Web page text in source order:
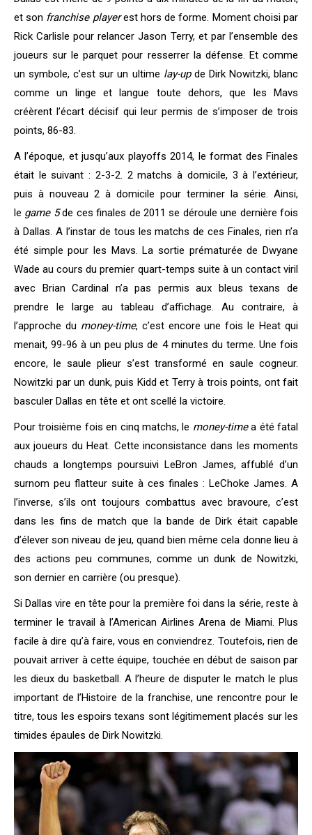
et son franchise playerest hors de forme. Moment choisi par
Rick Carlisle pour relancer Jason Terry, et par l’ensemble des
joueurs sur le parquet pour resserrer la défense. Et comme
un symbole, c’est sur un ultime lay-upde Dirk Nowitzki, blanc
comme un linge et langue toute dehors, que les Mavs
créèrent l’écart décisif qui leur permis de s’imposer de trois
points, 86-83.
A l’époque, et jusqu’aux playoffs 2014, le format des Finales
était le suivant : 2-3-2. 2 matchs à domicile, 3 à l’extérieur,
puis à nouveau 2 à domicile pour terminer la série. Ainsi,
le game 5de ces finales de 2011 se déroule une dernière fois
à Dallas. A l’instar de tous les matchs de ces Finales, rien n’a
été simple pour les Mavs. La sortie prématurée de Dwyane
Wade au cours du premier quart-temps suite à un contact viril
avec Brian Cardinal n’a pas permis aux bleus texans de
prendre le large au tableau d’affichage. Au contraire, à
l’approche du money-time, c’est encore une fois le Heat qui
menait, 99-96 à un peu plus de 4 minutes du terme. Une fois
encore, le saule plieur s’est transformé en saule cogneur.
Nowitzki par un dunk, puis Kidd et Terry à trois points, ont fait
basculer Dallas en tête et ont scellé la victoire.
Pour troisième fois en cinq matchs, le money-timea été fatal
aux joueurs du Heat. Cette inconsistance dans les moments
chauds a longtemps poursuivi LeBron James, affublé d’un
surnom peu flatteur suite à ces finales : LeChoke James. A
l’inverse, s’ils ont toujours combattus avec bravoure, c’est
dans les fins de match que la bande de Dirk était capable
d’élever son niveau de jeu, quand bien même cela donne lieu à
des actions peu communes, comme un dunk de Nowitzki,
son dernier en carrière (ou presque).
Si Dallas vire en tête pour la première foi dans la série, reste à
terminer le travail à l’American Airlines Arena de Miami. Plus
facile à dire qu’à faire, vous en conviendrez. Toutefois, rien de
pouvait arriver à cette équipe, touchée en début de saison par
les dieux du basketball. A l’heure de disputer le match le plus
important de l’Histoire de la franchise, une rencontre pour le
titre, tous les espoirs texans sont légitimement placés sur les
timides épaules de Dirk Nowitzki.